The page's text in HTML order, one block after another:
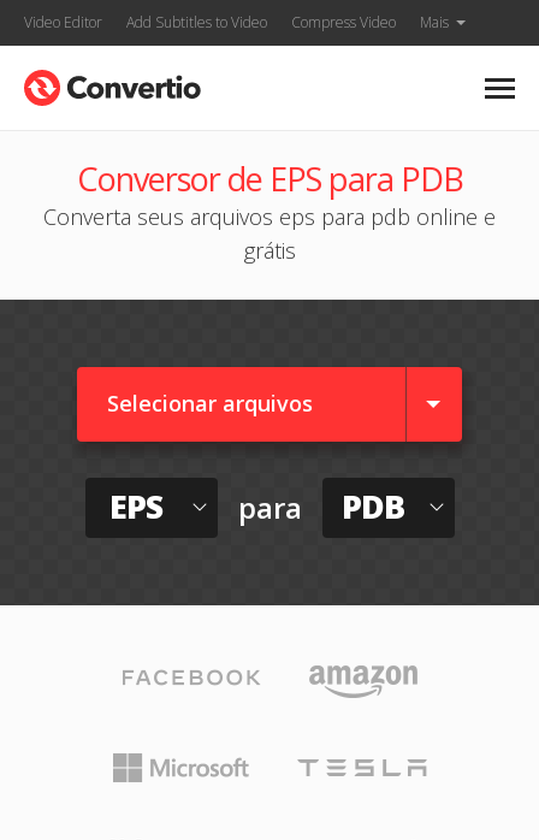
Video Editor Add Subtitles to Video Compress Video Mais
Conversor de EPS para PDB
Converta seus arquivos eps para pdb online e
grátis
Selecionar arquivos
EPS para PDB